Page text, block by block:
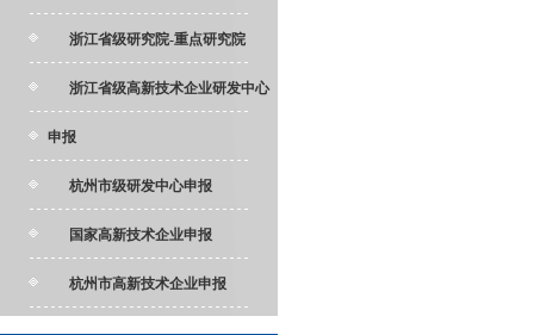
浙江省级研究院-重点研究院
浙江省级高新技术企业研发中心
申报
杭州市级研发中心申报
国家高新技术企业申报
杭州市高新技术企业申报